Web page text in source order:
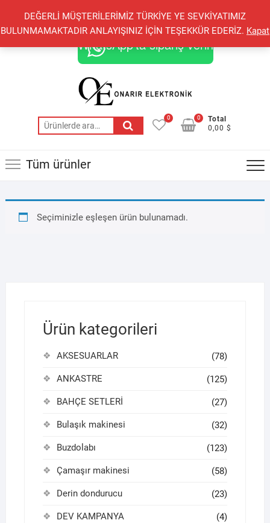
DEĞERLİ MÜŞTERİLERİMİZ TÜRKİYE YE SEVKİYATIMIZ
BULUNMAMAKTADIR ANLAYIŞINIZ İÇİN TEŞEKKÜR EDERİZ. Kapat
content
+90 548 821 78 85 +90 548 855 25 53
onarirelektronik@gmail.com
WhatsApp'ta sipariş verin
Ara:
0
Total
0,00 $
0
Tüm ürünler
Seçiminizle eşleşen ürün bulunamadı.
Ürün kategorileri
AKSESUARLAR (78)
ANKASTRE (125)
BAHÇE SETLERİ (27)
Bulaşık makinesi (32)
Buzdolabı (123)
Çamaşır makinesi (58)
Derin dondurucu (23)
DEV KAMPANYA (4)